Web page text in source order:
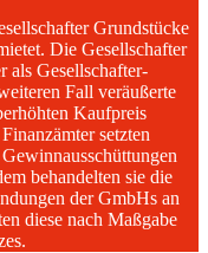
Grundstücke
Die Gesellschafter
als Gesellschafter-
Fall veräußerte
Kaufpreis
setzten
behandelten sie die
der GmbHs an
diese nach Maßgabe